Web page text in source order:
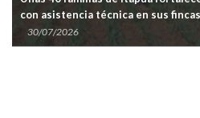
con asistencia técnica en sus fincas
30/07/2026